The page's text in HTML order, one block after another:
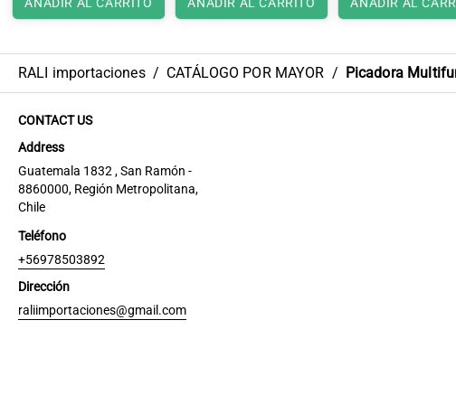
AÑADIR AL CARRITO AÑADIR AL CARRITO AÑADIR AL
RALI importaciones / CATÁLOGO POR MAYOR / Picadora
CONTACT US
Address
Guatemala 1832 , San Ramón -
8860000, Región Metropolitana,
Chile
Teléfono
+56978503892
Dirección
raliimportaciones@gmail.com